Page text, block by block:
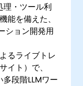
・ツール利
能を備えた、
ション開発用
るライブトレ
イト）で、
段階LLMワー